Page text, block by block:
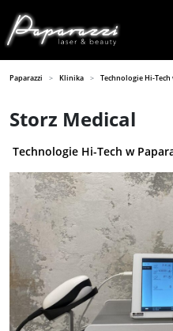
Paparazzi Klinika Technologie Hi-Tech
Storz Medical
Technologie Hi-Tech w